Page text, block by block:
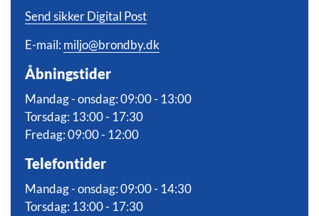
Send sikker Digital Post
E-mail: miljo@brondby.dk
Åbningstider
Mandag - onsdag: 09:00 - 13:00
Torsdag: 13:00 - 17:30
Fredag: 09:00 - 12:00
Telefontider
Mandag - onsdag: 09:00 - 14:30
Torsdag: 13:00 - 17:30